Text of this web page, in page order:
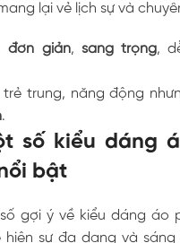
lại vẻ lịch sự và
đơn giản, sang trọng,
trẻ trung, năng động
.
số kiểu dáng
bật
gợi ý về kiểu dáng áo
hiện sự đa dạng và